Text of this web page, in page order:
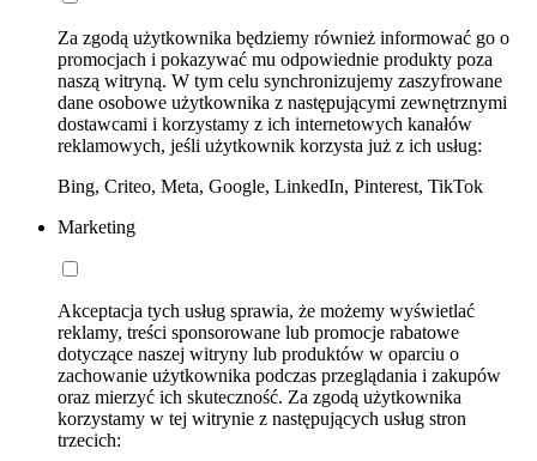
Za zgodą użytkownika będziemy również informować go o
promocjach i pokazywać mu odpowiednie produkty poza
naszą witryną. W tym celu synchronizujemy zaszyfrowane
dane osobowe użytkownika z następującymi zewnętrznymi
dostawcami i korzystamy z ich internetowych kanałów
reklamowych, jeśli użytkownik korzysta już z ich usług:
Bing, Criteo, Meta, Google, LinkedIn, Pinterest, TikTok
Marketing
Akceptacja tych usług sprawia, że możemy wyświetlać
reklamy, treści sponsorowane lub promocje rabatowe
dotyczące naszej witryny lub produktów w oparciu o
zachowanie użytkownika podczas przeglądania i zakupów
oraz mierzyć ich skuteczność. Za zgodą użytkownika
korzystamy w tej witrynie z następujących usług stron
trzecich: